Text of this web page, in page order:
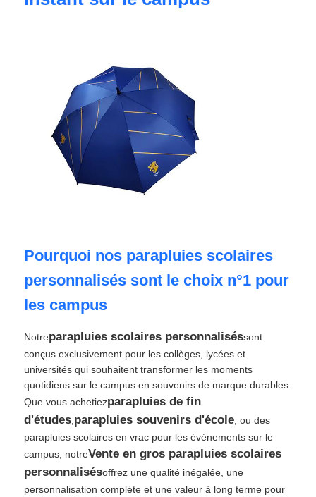
Produits
A propos de nous
Contrôle de la qualité
Contact
nouvelles
Tous les cas
Demande de soumission
parapluies de golf
Pourquoi nos parapluies scolaires
personnalisés sont le choix n°1 pour
les campus
Notreparapluies scolaires personnaliséssont
conçus exclusivement pour les collèges, lycées et
universités qui souhaitent transformer les moments
quotidiens sur le campus en souvenirs de marque durables.
Que vous achetiezparapluies de fin
d'études parapluies souvenirs d'école , ou des
parapluies scolaires en vrac pour les événements sur le
campus, notreVente en gros parapluies scolaires
personnalisésoffrez une qualité inégalée, une
personnalisation complète et une valeur à long terme pour